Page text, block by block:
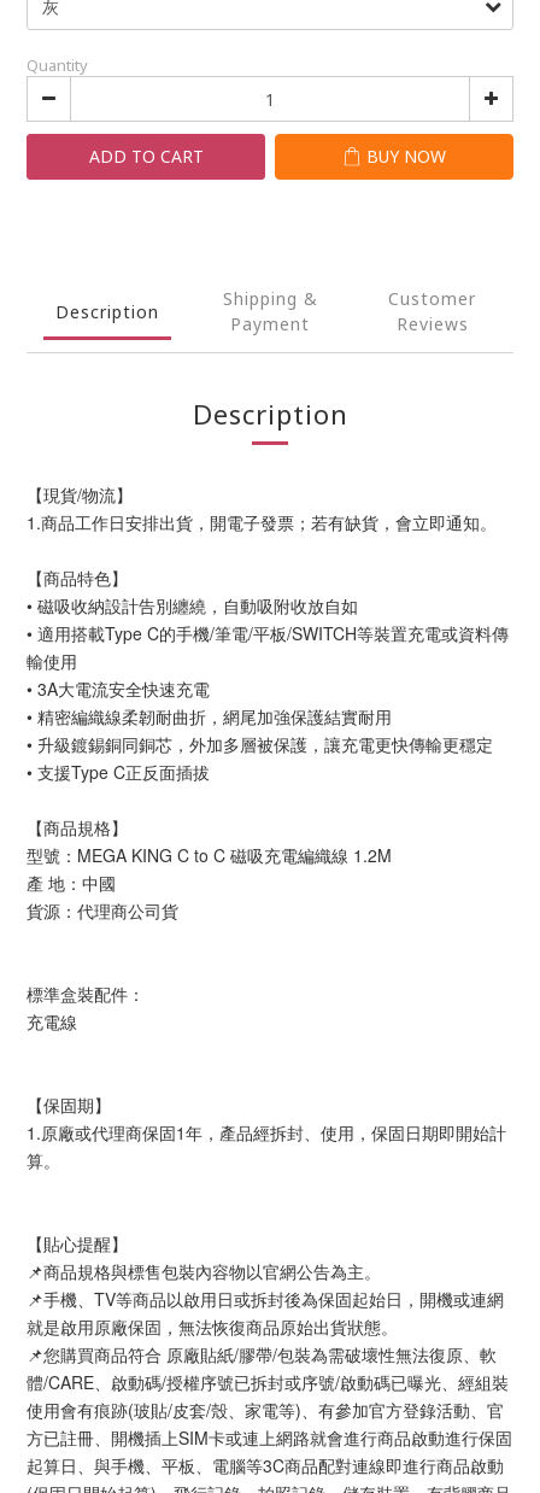
Quantity
ADD TO CART BUY NOW
Description
Shipping &
Payment
Customer
Reviews
Description
【現貨/物流】
1.商品工作日安排出貨，開電子發票；若有缺貨，會立即通知。
【商品特色】
• 磁吸收納設計告別纏繞，自動吸附收放自如
• 適用搭載Type C的手機/筆電/平板/SWITCH等裝置充電或資料傳
輸使用
• 3A大電流安全快速充電
• 精密編織線柔韌耐曲折，網尾加強保護結實耐用
• 升級鍍錫銅同銅芯，外加多層被保護，讓充電更快傳輸更穩定
• 支援Type C正反面插拔
【商品規格】
型號：MEGA KING C to C 磁吸充電編織線 1.2M
產 地：中國
貨源：代理商公司貨
標準盒裝配件：
充電線
【保固期】
1.原廠或代理商保固1年，產品經拆封、使用，保固日期即開始計
算。
【貼心提醒】
📌商品規格與標售包裝內容物以官網公告為主。
📌手機、TV等商品以啟用日或拆封後為保固起始日，開機或連網
就是啟用原廠保固，無法恢復商品原始出貨狀態。
📌您購買商品符合 原廠貼紙/膠帶/包裝為需破壞性無法復原、軟
體/CARE、啟動碼/授權序號已拆封或序號/啟動碼已曝光、經組裝
使用會有痕跡(玻貼/皮套/殼、家電等)、有參加官方登錄活動、官
方已註冊、開機插上SIM卡或連上網路就會進行商品啟動進行保固
起算日、與手機、平板、電腦等3C商品配對連線即進行商品啟動